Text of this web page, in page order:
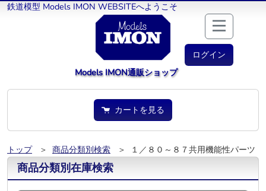
鉄道模型 Models IMON WEBSITEへようこそ
ログイン
Models IMON通販ショップ
カートを見る
トップ ＞ 商品分類別検索 ＞ １／８０～８７共用機能性パーツ
商品分類別在庫検索